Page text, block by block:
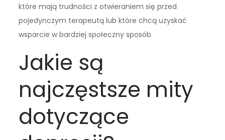
które mają trudności z otwieraniem się przed
pojedynczym terapeutą lub które chcą uzyskać
wsparcie w bardziej społeczny sposób.
Jakie są
najczęstsze mity
dotyczące